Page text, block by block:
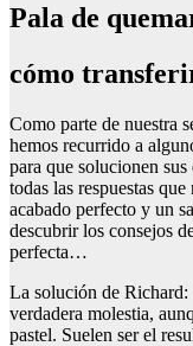
Pala de
cómo
Como parte de nuestra
hemos recurrido a
para que solucionen
todas las respuestas
acabado perfecto y un
descubrir los consejos
perfecta…
La solución de Richard:
verdadera molestia,
pastel. Suelen ser el